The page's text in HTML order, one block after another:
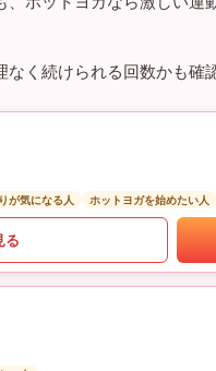
く続けられる回数かも確
が気になる人 ホットヨガを始めたい人
る